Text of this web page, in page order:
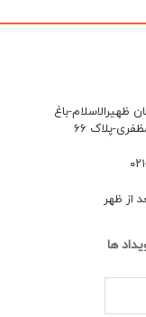
ظهیرالاسلام-باغ
پلاک 66
ها